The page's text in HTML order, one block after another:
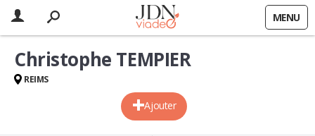
MENU
Ajouter
Christophe TEMPIER
REIMS